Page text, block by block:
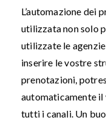
L’automazione dei
utilizzata non solo
utilizzate le
inserire le vostre
prenotazioni,
automaticamente il
tutti i canali. Un